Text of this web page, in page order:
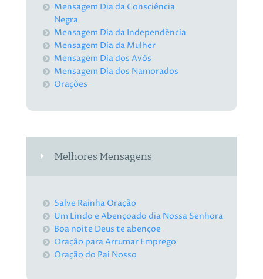
Mensagem Dia da Consciência
Negra
Mensagem Dia da Independência
Mensagem Dia da Mulher
Mensagem Dia dos Avós
Mensagem Dia dos Namorados
Orações
Melhores Mensagens
Salve Rainha Oração
Um Lindo e Abençoado dia Nossa Senhora
Boa noite Deus te abençoe
Oração para Arrumar Emprego
Oração do Pai Nosso